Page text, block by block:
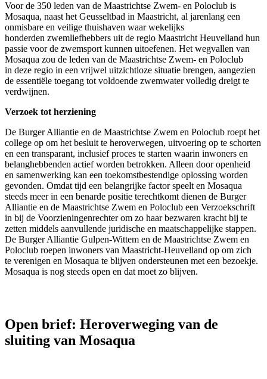
Voor de 350 leden van de Maastrichtse Zwem- en Poloclub is
Mosaqua, naast het Geusseltbad in Maastricht, al jarenlang een
onmisbare en veilige thuishaven waar wekelijks
honderden zwemliefhebbers uit de regio Maastricht Heuvelland hun
passie voor de zwemsport kunnen uitoefenen. Het wegvallen van
Mosaqua zou de leden van de Maastrichtse Zwem- en Poloclub
in deze regio in een vrijwel uitzichtloze situatie brengen, aangezien
de essentiële toegang tot voldoende zwemwater volledig dreigt te
verdwijnen.
Verzoek tot herziening
De Burger Alliantie en de Maastrichtse Zwem en Poloclub roept het
college op om het besluit te heroverwegen, uitvoering op te schorten
en een transparant, inclusief proces te starten waarin inwoners en
belanghebbenden actief worden betrokken. Alleen door openheid
en samenwerking kan een toekomstbestendige oplossing worden
gevonden. Omdat tijd een belangrijke factor speelt en Mosaqua
steeds meer in een benarde positie terechtkomt dienen de Burger
Alliantie en de Maastrichtse Zwem en Poloclub een Verzoekschrift
in bij de Voorzieningenrechter om zo haar bezwaren kracht bij te
zetten middels aanvullende juridische en maatschappelijke stappen.
De Burger Alliantie Gulpen-Wittem en de Maastrichtse Zwem en
Poloclub roepen inwoners van Maastricht-Heuvelland op om zich
te verenigen en Mosaqua te blijven ondersteunen met een bezoekje.
Mosaqua is nog steeds open en dat moet zo blijven.
Open brief: Heroverweging van de
sluiting van Mosaqua